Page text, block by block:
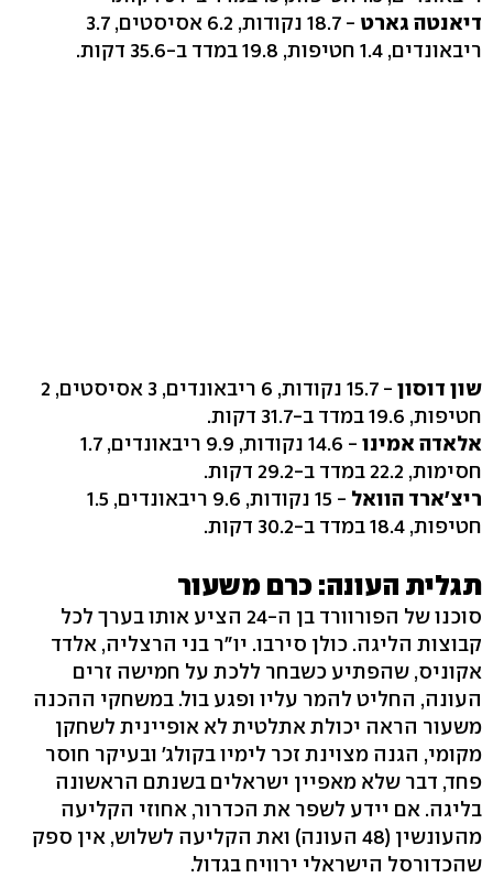
דיאנטה גארט
- 18.7 נקודות, 6.2 אסיסטים, 3.7
ריבאונדים, 1.4 חטיפות, 19.8 במדד ב-35.6 דקות.
שון דוסון
- 15.7 נקודות, 6 ריבאונדים, 3 אסיסטים, 2
חטיפות, 19.6 במדד ב-31.7 דקות.
אלאדה אמינו
- 14.6 נקודות, 9.9 ריבאונדים, 1.7
חסימות, 22.2 במדד ב-29.2 דקות.
ריצ'ארד הוואל
- 15 נקודות, 9.6 ריבאונדים, 1.5
חטיפות, 18.4 במדד ב-30.2 דקות.
תגלית העונה: כרם משעור
סוכנו של הפורוורד בן ה-24 הציע אותו בערך לכל
קבוצות הליגה. כולן סירבו. יו"ר בני הרצליה, אלדד
אקוניס, שהפתיע כשבחר ללכת על חמישה זרים
העונה, החליט להמר עליו ופגע בול. במשחקי ההכנה
משעור הראה יכולת אתלטית לא אופיינית לשחקן
מקומי, הגנה מצוינת זכר לימיו בקולג' ובעיקר חוסר
פחד, דבר שלא מאפיין ישראלים בשנתם הראשונה
בליגה. אם יידע לשפר את הכדרור, אחוזי הקליעה
מהעונשין (48 העונה) ואת הקליעה לשלוש, אין ספק
שהכדורסל הישראלי ירוויח בגדול.